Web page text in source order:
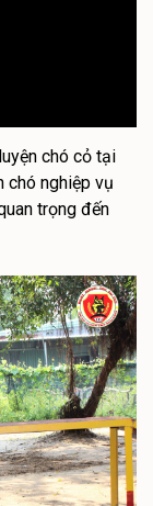
chó cỏ tại
chó nghiệp vụ
trọng đến